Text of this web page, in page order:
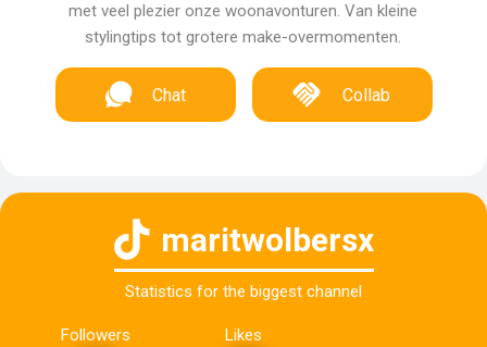
met veel plezier onze woonavonturen. Van kleine
stylingtips tot grotere make-overmomenten.
Chat Collab
maritwolbersx
Statistics for the biggest channel
Followers Likes